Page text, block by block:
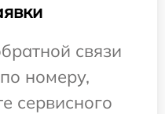
связи
номеру,
сервисного